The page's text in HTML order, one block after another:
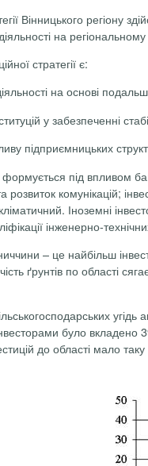
Вінницького регіону
на регіональному
стратегії є:
на основі
у забезпеченні
підприємницьких
формується під
комунікацій;
Іноземні
інженерно-
– це найбільш
ґрунтів по області
було вкладено
до області мало